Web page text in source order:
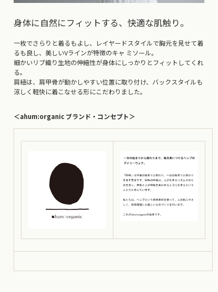
身体に自然にフィットする、快適な肌触り。
一枚でさらりと着るもよし、レイヤードスタイルで胸元を見せて着
るも良し、美しいVラインが特徴のキャ ミソール。
細かいリブ織り生地の伸縮性が身体にしっかりとフィットしてくれ
る。
肩紐は、肩甲骨が動かしやすい位置に取り付け、バックスタイルも
涼しく軽快に着こなせる形にこだわりました。
＜ahum:organic ブランド・コンセプト＞